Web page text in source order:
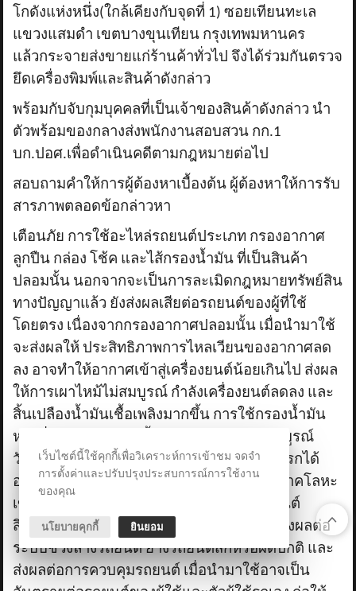
โกดังแห่งหนึ่ง(ใกล้เคียงกับจุดที่ 1)ซอยเทียนทะเล
แขวงแสมดำ เขตบางขุนเทียน กรุงเทพมหานคร
แล้วกระจายส่งขายแก่ร้านค้าทั่วไป จึงได้ร่วมกันตรวจ
ยึดเครื่องพิมพ์และสินค้าดังกล่าว
พร้อมกับจับกุมบุคคลที่เป็นเจ้าของสินค้าดังกล่าว นำ
ตัวพร้อมของกลางส่งพนักงานสอบสวน​ กก.1
บก.ปอศ.เพื่อดำเนินคดีตามกฎหมายต่อไป
สอบถามคำให้การผู้ต้องหาเบื้องต้น ผู้ต้องหาให้การรับ
สารภาพตลอดข้อกล่าวหา
เตือนภัย การใช้อะไหล่รถยนต์ประเภท กรองอากาศ
ลูกปืน กล่อง โช้ค และไส้กรองน้ำมัน ที่เป็นสินค้า
ปลอมนั้น นอกจากจะเป็นการละเมิดกฎหมายทรัพย์สิน
ทางปัญญาแล้ว ยังส่งผลเสียต่อรถยนต์ของผู้ที่ใช้
โดยตรง เนื่องจากกรองอากาศปลอมนั้น เมื่อนำมาใช้
จะส่งผลให้ ประสิทธิภาพการไหลเวียนของอากาศลด
ลง อาจทำให้อากาศเข้าสู่เครื่องยนต์น้อยเกินไป ส่งผล
ให้การเผาไหม้ไม่สมบูรณ์ กำลังเครื่องยนต์ลดลง และ
สิ้นเปลืองน้ำมันเชื้อเพลิงมากขึ้น การใช้กรองน้ำมัน
หล่อลื่นรถยนต์ปลอมนั้น จะมีการกรองไม่สมบูรณ์
วัสดุกรองคุณภาพต่ำไม่สามารถดักจับสิ่งสกปรกได้
อย่างมีประสิทธิภาพ ทำให้สิ่งสกปรกและอนุภาคโลหะ
เข้าสู่ระบบหล่อลื่นและทำให้ชิ้นส่วนเครื่องยนต์
สึกหรอเร็วขึ้น การใช้โช้ครถยนต์ที่ปลอมจะส่งผลต่อ
ระบบช่วงล่างรถยนต์ ยางรถยนต์สึกหรอผิดปกติ และ
ส่งผลต่อการควบคุมรถยนต์ เมื่อนำมาใช้อาจเป็น
เว็บไซต์นี้ใช้คุกกี้เพื่อวิเคราะห์การเข้าชม จดจำ
การตั้งค่าและปรับปรุงประสบการณ์การใช้งาน
ของคุณ
นโยบายคุกกี้ ยินยอม